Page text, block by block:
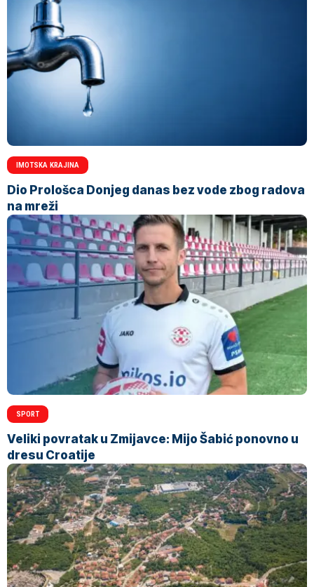
IMOTSKA KRAJINA
Dio Prološca Donjeg danas bez vode zbog radova
na mreži
SPORT
Veliki povratak u Zmijavce: Mijo Šabić ponovno u
dresu Croatije